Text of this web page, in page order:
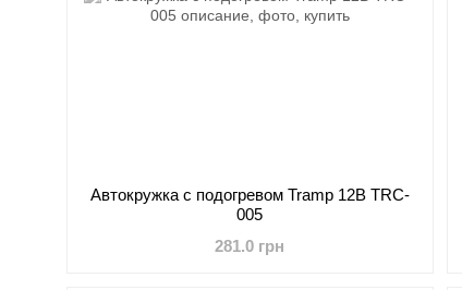
Автокружка с подогревом Tramp 12В TRC-
005
281.0 грн